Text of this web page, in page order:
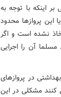
اینکه با توجه به
پروازها محدود
نشده است و اگر
آن را اجرایی
در پروازهای
کنند مشکلی در این